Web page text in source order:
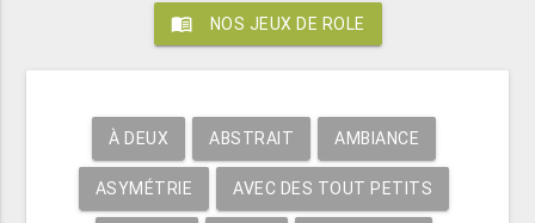
menu_book NOS JEUX DE ROLE
À DEUX ABSTRAIT AMBIANCE
ASYMÉTRIE AVEC DES TOUT PETITS